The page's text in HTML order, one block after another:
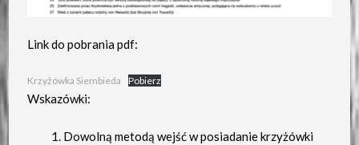
Link do pobrania pdf:
Krzyżówka Siembieda Pobierz
Wskazówki:
Dowolną metodą wejść w posiadanie krzyżówki